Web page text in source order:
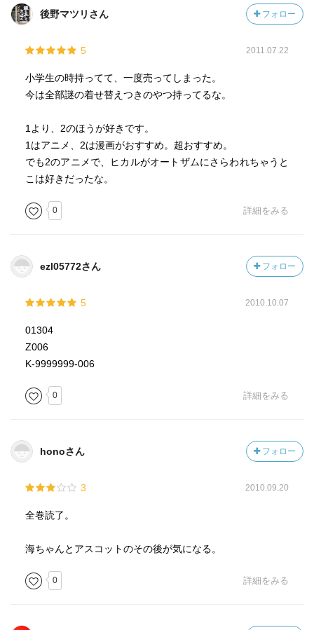
後野マツリさん フォロー
5 2011.07.22
小学生の時持ってて、一度売ってしまった。
今は全部謎の着せ替えつきのやつ持ってるな。
1より、2のほうが好きです。
1はアニメ、2は漫画がおすすめ。超おすすめ。
でも2のアニメで、ヒカルがオートザムにさらわれちゃうと
こは好きだったな。
0 詳細をみる
ezl05772さん フォロー
5 2010.10.07
01304
Z006
K-9999999-006
0 詳細をみる
honoさん フォロー
3 2010.09.20
全巻読了。
海ちゃんとアスコットのその後が気になる。
0 詳細をみる